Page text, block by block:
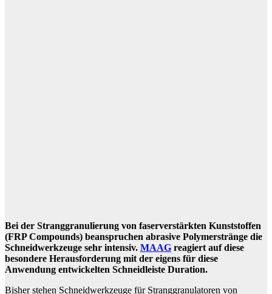
Bei der Stranggranulierung von faserverstärkten Kunststoffen
(FRP Compounds) beanspruchen abrasive Polymerstränge die
Schneidwerkzeuge sehr intensiv. MAAG reagiert auf diese
besondere Herausforderung mit der eigens für diese
Anwendung entwickelten Schneidleiste Duration.
Bisher stehen Schneidwerkzeuge für Stranggranulatoren von